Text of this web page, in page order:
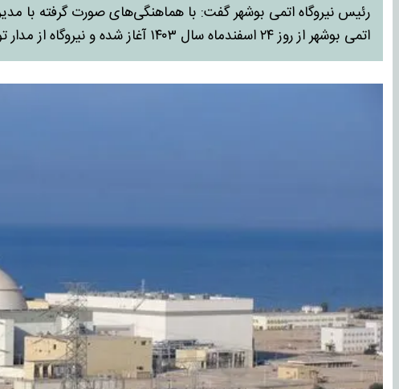
رئیس نیروگاه اتمی بوشهر گفت: با هماهنگی‌های صورت گرفته با
اتمی بوشهر از روز ۲۴ اسفندماه سال ۱۴۰۳ آغاز شده و نیروگاه از مدار تولید خارج شده است.